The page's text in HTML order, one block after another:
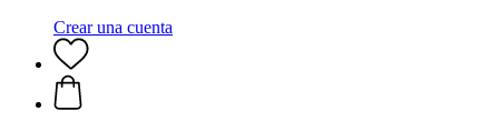
Crear una cuenta